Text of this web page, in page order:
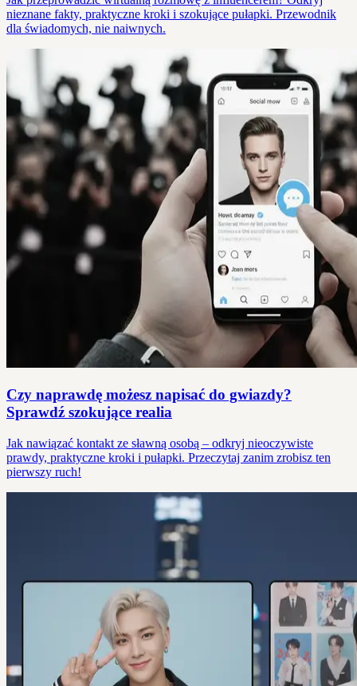
nieznane fakty, praktyczne kroki i szokujące pułapki. Przewodnik
dla świadomych, nie naiwnych.
Czy naprawdę możesz napisać do gwiazdy?
Sprawdź szokujące realia
Jak nawiązać kontakt ze sławną osobą – odkryj nieoczywiste
prawdy, praktyczne kroki i pułapki. Przeczytaj zanim zrobisz ten
pierwszy ruch!